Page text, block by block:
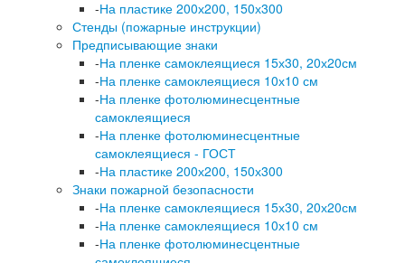
-На пластике 200х200, 150х300
Стенды (пожарные инструкции)
Предписывающие знаки
-На пленке самоклеящиеся 15х30, 20х20см
-На пленке самоклеящиеся 10х10 см
-На пленке фотолюминесцентные
самоклеящиеся
-На пленке фотолюминесцентные
самоклеящиеся - ГОСТ
-На пластике 200х200, 150х300
Знаки пожарной безопасности
-На пленке самоклеящиеся 15х30, 20х20см
-На пленке самоклеящиеся 10х10 см
-На пленке фотолюминесцентные